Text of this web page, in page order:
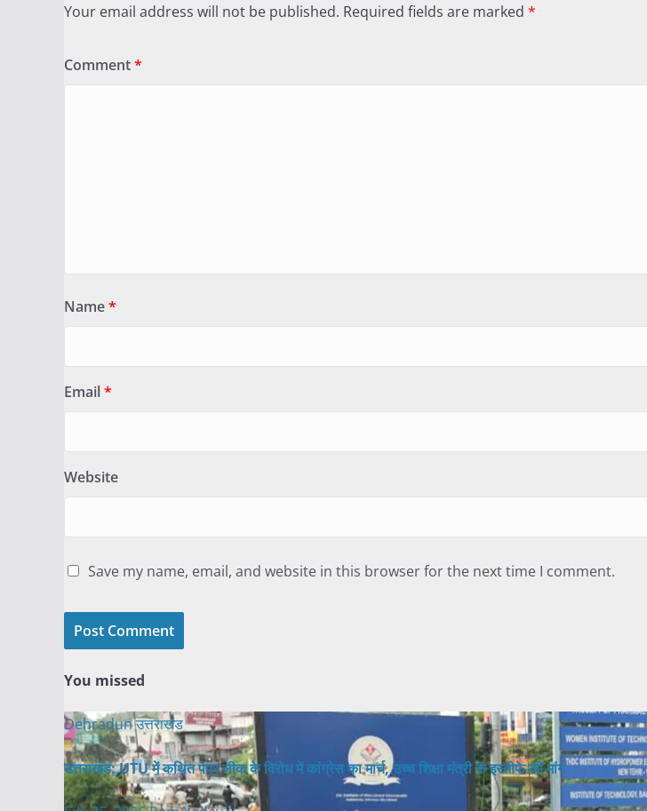
Your email address will not be published. Required fields are marked *
Comment*
Name*
Email*
Website
Save my name, email, and website in this browser for the next time I comment.
You missed
Dehradunउत्तराखंड
उत्तराखंड: UTU में कथित पेपर लीक के विरोध में कांग्रेस का मार्च, उच्च शिक्षा मंत्री के इस्तीफे की मांग